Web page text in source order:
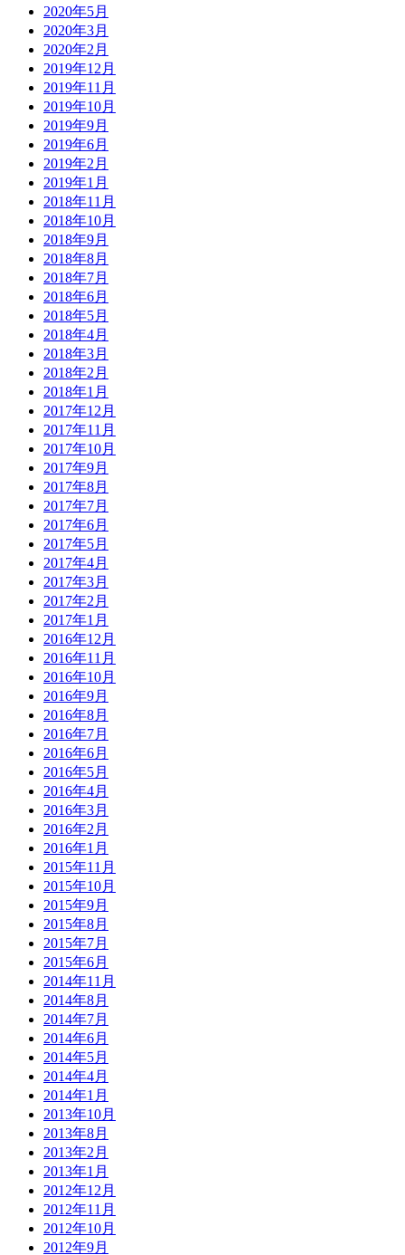
2020年5月
2020年3月
2020年2月
2019年12月
2019年11月
2019年10月
2019年9月
2019年6月
2019年2月
2019年1月
2018年11月
2018年10月
2018年9月
2018年8月
2018年7月
2018年6月
2018年5月
2018年4月
2018年3月
2018年2月
2018年1月
2017年12月
2017年11月
2017年10月
2017年9月
2017年8月
2017年7月
2017年6月
2017年5月
2017年4月
2017年3月
2017年2月
2017年1月
2016年12月
2016年11月
2016年10月
2016年9月
2016年8月
2016年7月
2016年6月
2016年5月
2016年4月
2016年3月
2016年2月
2016年1月
2015年11月
2015年10月
2015年9月
2015年8月
2015年7月
2015年6月
2014年11月
2014年8月
2014年7月
2014年6月
2014年5月
2014年4月
2014年1月
2013年10月
2013年8月
2013年2月
2013年1月
2012年12月
2012年11月
2012年10月
2012年9月